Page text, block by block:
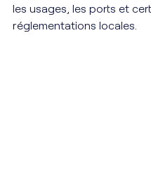
les usages, les ports et
réglementations locales.